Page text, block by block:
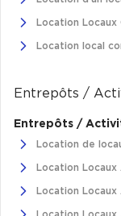
Cas Clients
Location Locaux
Location local
Entrepôts /
Entrepôts /
Location de
Location
Location